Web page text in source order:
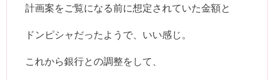
計画案をご覧になる前に想定されていた金額と
ドンピシャだったようで、いい感じ。
これから銀行との調整をして、